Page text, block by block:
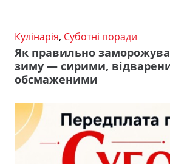
Кулінарія, Суботні поради
Як правильно
зиму — сирими,
обсмаженими